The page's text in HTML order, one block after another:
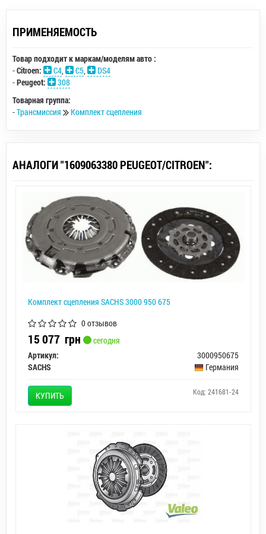
ПРИМЕНЯЕМОСТЬ
Товар подходит к маркам/моделям авто :
-Citroen: C4, C5,
DS4
-Peugeot:
308
Товарная группа:
-Трансмиссия Комплект сцепления
АНАЛОГИ "1609063380 PEUGEOT/CITROEN":
Комплект сцепления SACHS 3000 950 675
0 отзывов
15 077 грн
сегодня
Артикул:
3000950675
SACHS
Германия
КУПИТЬ Код: 241681-24